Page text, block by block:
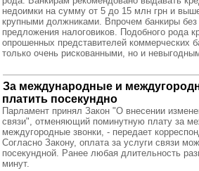
недоимки на сумму от 5 до 15 млн грн и
крупными должниками. Впрочем банкиры без
предложения налоговиков. Подобного рода
опрошенных представителей коммерческих
только очень рискованными, но и
За международные и
платить посекундно
Парламент принял Закон "О внесении
связи", отменяющий поминутную плату за
междугородные звонки, - передает
Согласно Закону, оплата за услуги связи
посекундной. Ранее любая длительность
минут.